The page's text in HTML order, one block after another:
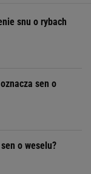
snu o rybach
sen o
o weselu?